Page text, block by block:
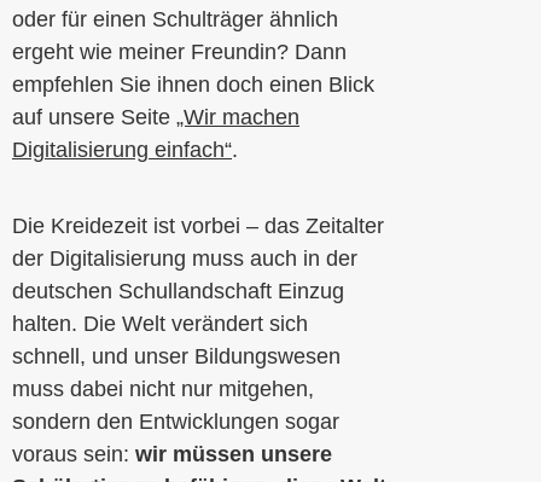
oder für einen Schulträger ähnlich
ergeht wie meiner Freundin? Dann
empfehlen Sie ihnen doch einen Blick
auf unsere Seite „Wir machen
Digitalisierung einfach“.
Die Kreidezeit ist vorbei – das Zeitalter
der Digitalisierung muss auch in der
deutschen Schullandschaft Einzug
halten. Die Welt verändert sich
schnell, und unser Bildungswesen
muss dabei nicht nur mitgehen,
sondern den Entwicklungen sogar
voraus sein: wir müssen unsere